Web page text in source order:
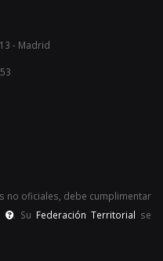
- Madrid
no oficiales, debe cumplimentar
. Su Federación Territorial se